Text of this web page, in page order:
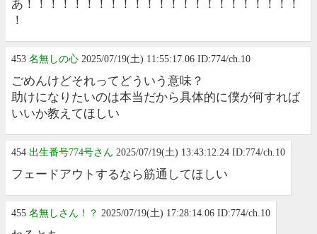
あ！！！！！！！！！！！！！！！！！！！！！！！
！
453 名無しの心 2025/07/19(土) 11:55:17.06 ID:774/ch.10
ごめんけどそれってどういう意味？
助けになりたいのは本当だから具体的に僕が何すれば
いいか教えてほしい
454 出生番号774号さん 2025/07/19(土) 13:43:12.24 ID:774/ch.10
フェードアウトするなら筋通してほしい
455 名無しさん！？ 2025/07/19(土) 17:28:14.06 ID:774/ch.10